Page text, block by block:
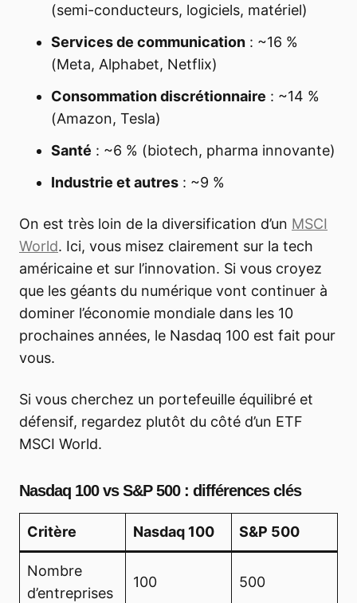
(semi-conducteurs, logiciels, matériel)
Services de communication : ~16 %
(Meta, Alphabet, Netflix)
Consommation discrétionnaire : ~14 %
(Amazon, Tesla)
Santé : ~6 % (biotech, pharma innovante)
Industrie et autres : ~9 %
On est très loin de la diversification d’un MSCI
World. Ici, vous misez clairement sur la tech
américaine et sur l’innovation. Si vous croyez
que les géants du numérique vont continuer à
dominer l’économie mondiale dans les 10
prochaines années, le Nasdaq 100 est fait pour
vous.
Si vous cherchez un portefeuille équilibré et
défensif, regardez plutôt du côté d’un ETF
MSCI World.
Nasdaq 100 vs S&P 500 : différences clés
Critère Nasdaq 100 S&P 500
Nombre
d’entreprises
100 500